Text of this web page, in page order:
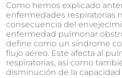
Como hemos explicado
enfermedades respiratorias
consecuencia del
enfermedad pulmonar
define como un síndrome
flujo aéreo. Este afecta al
respiratorias, así como
disminución de la